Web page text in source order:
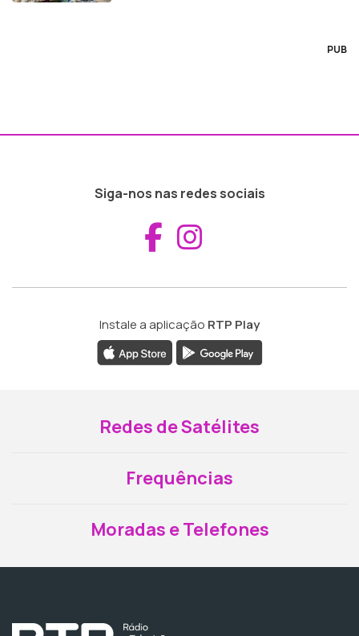
PUB
Siga-nos nas redes sociais
Aceder ao
Instale a aplicação RTP Play
Redes de Satélites
Frequências
Moradas e Telefones